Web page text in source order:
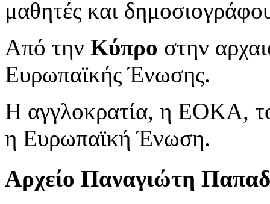
μαθητές και
Από την Κύπρο στην
Ευρωπαϊκής Ένωσης.
Η αγγλοκρατία, η ΕΟΚΑ,
η Ευρωπαϊκή Ένωση.
Αρχείο Παναγιώτη